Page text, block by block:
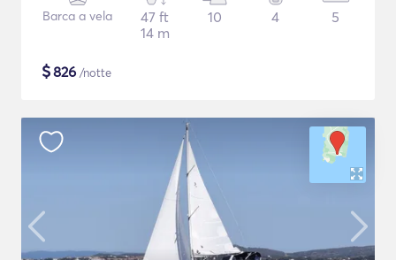
Barca a vela
47 ft
14 m
10 4 5
$826 /notte